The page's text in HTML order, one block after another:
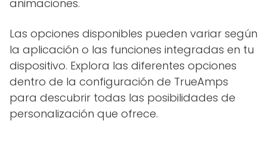
animaciones.
Las opciones disponibles pueden variar según
la aplicación o las funciones integradas en tu
dispositivo. Explora las diferentes opciones
dentro de la configuración de TrueAmps
para descubrir todas las posibilidades de
personalización que ofrece.